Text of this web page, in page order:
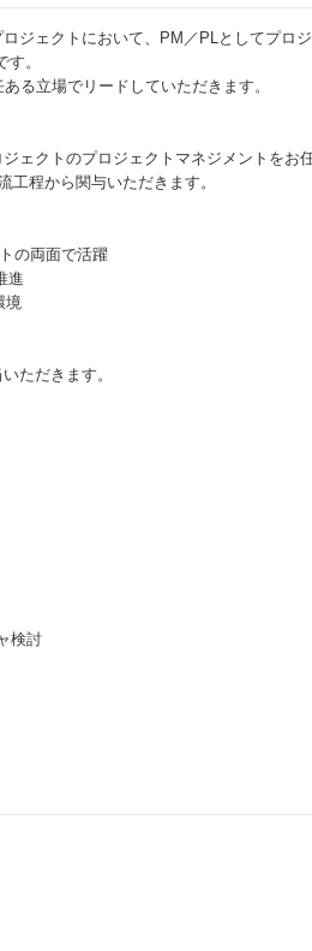
ジェクトにおいて、PM／PLとしてプロ
。
る立場でリードしていただきます。
ェクトのプロジェクトマネジメントをお
程から関与いただきます。
の両面で活躍
進
境
ただきます。
検討